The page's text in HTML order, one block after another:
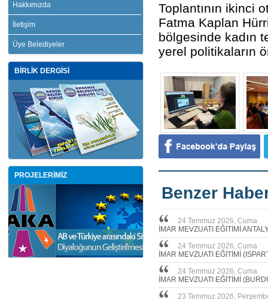
Hakkımızda
İletişim
Üye Belediyeler
BİRLİK DERGİSİ
PROJELERİMİZ
Toplantının ikinci
Fatma Kaplan
bölgesinde kadın
yerel politikaların
Benzer
24 Temmuz 2026, Cuma
İMAR MEVZUATI EĞİTİMİ
24 Temmuz 2026, Cuma
İMAR MEVZUATI EĞİTİMİ
24 Temmuz 2026, Cuma
İMAR MEVZUATI EĞİTİMİ
23 Temmuz 2026,